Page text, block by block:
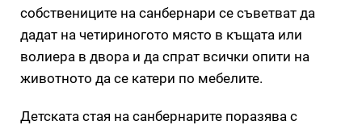
собствениците на санбернари се съветват да
дадат на четириногото място в къщата или
волиера в двора и да спрат всички опити на
животното да се катери по мебелите.
Детската стая на санбернарите поразява с